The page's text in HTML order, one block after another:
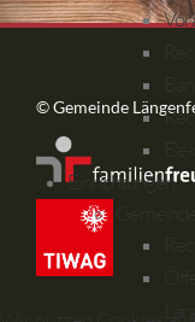
Einrichtungen
© Gemeinde